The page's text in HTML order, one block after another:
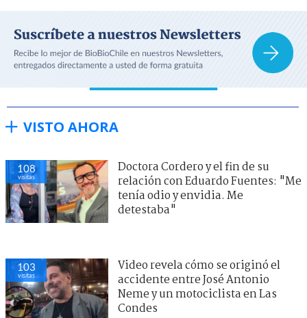
VISTO AHORA
108
visitas
Doctora Cordero y el fin de su
relación con Eduardo Fuentes: "Me
tenía odio y envidia. Me
detestaba"
103
visitas
Video revela cómo se originó el
accidente entre José Antonio
Neme y un motociclista en Las
Condes